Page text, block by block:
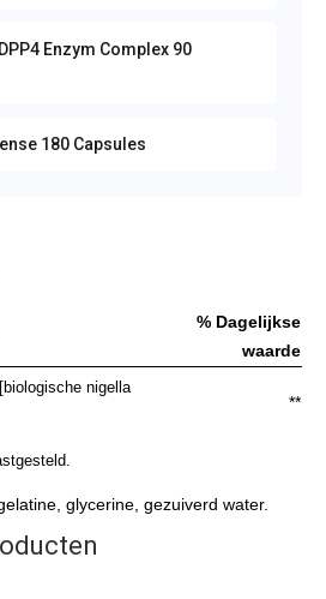
Enzym Complex 90
180 Capsules
% Dagelijkse
waarde
[biologische nigella
**
glycerine, gezuiverd water.